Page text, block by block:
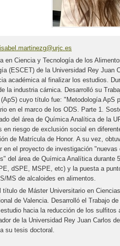
isabel.martinezg@urjc.es
en Ciencia y Tecnología de los
(ESCET) de la Universidad Rey Juan
académica al finalizar los estudios.
la industria cárnica. Desarrolló su
cuyo título fue: "Metodología ApS
en el marco de los ODS. Parte 1.
del área de Química Analítica de la
en riesgo de exclusión social en
de Matrícula de Honor. A su vez,
en el proyecto de investigación
del área de Química Analítica durante
dSPE, MSPE, etc) y la puesta a
MS de alcaloides en alimentos.
título de Máster Universitario en
de Valencia. Desarrolló el Trabajo
hacia la reducción de los sulfitos
de la Universidad Rey Juan Carlos
su tesis doctoral.